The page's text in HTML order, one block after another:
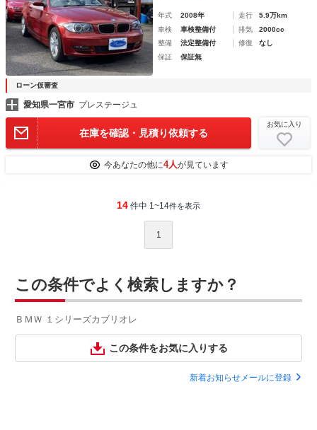
年式 2008年 走行
5.9万km
車検
車検整備付 排気
2000cc
整備
法定整備付 修復
なし
保証
保証無
ローン仮審査
愛知県一宮市 プレステージュ
在庫を確認・見積り依頼する
お気に入り
今あなたの他に4人が見ています
14 件中 1~14件を表示
1
この条件でよく検索しますか？
ＢＭＷ １シリーズカブリオレ
この条件をお気に入りする
新着お知らせメールに登録